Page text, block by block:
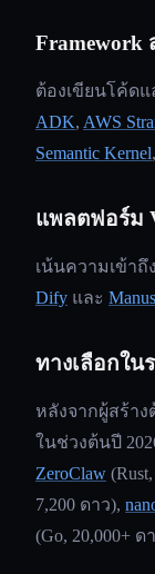
ต้องเขียนโค้ด
ADK, AWS
Semantic Kernel,
แพลตฟอร์ม
เน้นความเข้า
Dify และ
ทางเลือกใน
หลังจากผู้สร้าง
ในช่วงต้นปี
ZeroClaw
7,200 ดาว),
(Go, 20,000+ ด